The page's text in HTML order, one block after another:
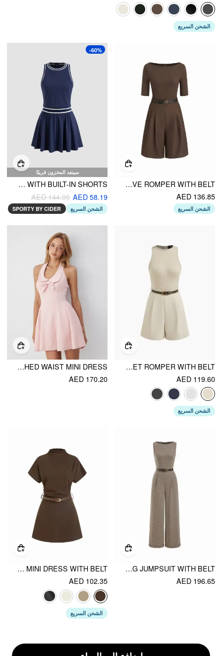
الشحن السريع
BOAT NECK MID-LENGTH SLEEVE ROMPER WITH BELT
AED 136.85
الشحن السريع
سينفد المخزون قريبًا
-60%
CIDERAIRY™ ROUND NECKLINE SOLID CONTRASTING BINDING ACTIVE DRESS WITH BUILT-IN SHORTS
AED 58.19
AED 144.90
الشحن السريع SPORTY BY CIDER
ROUND NECKLINE POCKET ROMPER WITH BELT
AED 119.60
الشحن السريع
SAILOR COLLAR BOW FRONT CINCHED WAIST MINI DRESS
AED 170.20
HOUNDSTOOTH BOAT NECK ZIPPER WIDE LEG JUMPSUIT WITH BELT
AED 196.65
STAND COLLAR SHORT SLEEVE RUCHED A-LINE MINI DRESS WITH BELT
AED 102.35
الشحن السريع